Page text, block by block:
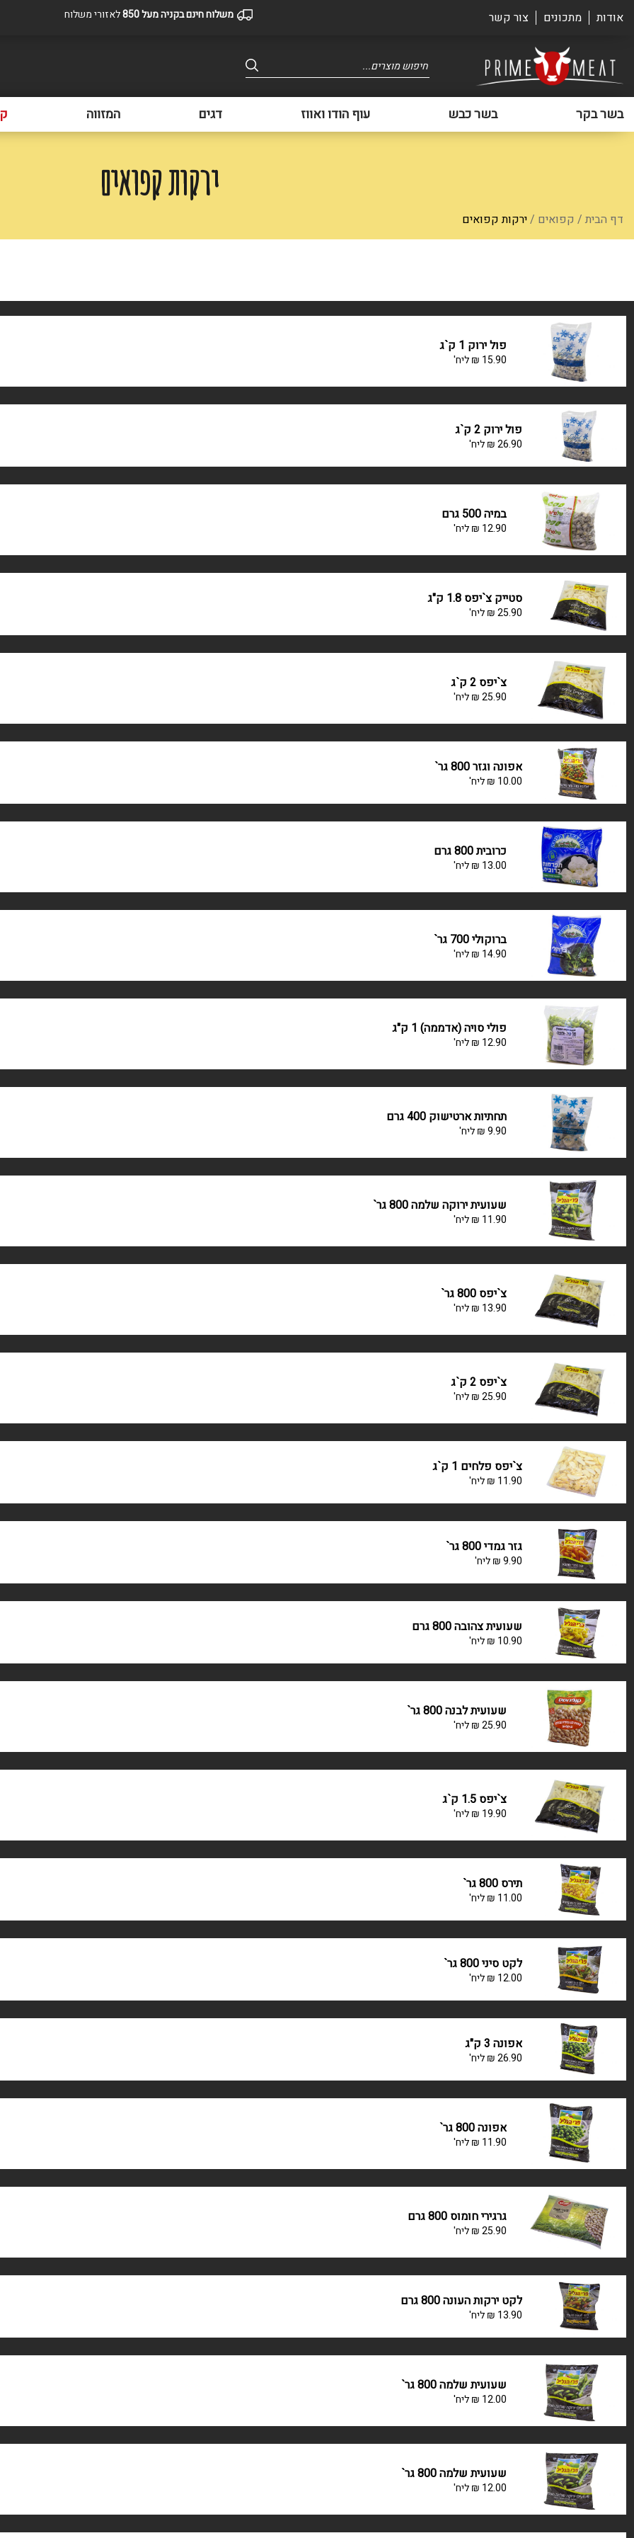
אודות מתכונים צור קשר משלוח חינם בקניה מעל 850 לאזורי משלוח
search
בשר בקר בשר כבש עוף הודו ואווז דגים המזווה
ירקות קפואים
דף הבית / קפואים /ירקות קפואים
פול ירוק 1 ק`ג
₪ 15.90 ליח'
פול ירוק 2 ק`ג
₪26.90 ליח'
במיה 500 גרם
₪ 12.90 ליח'
סטייק צ`יפס 1.8 ק"ג
₪25.90 ליח'
צ`יפס 2 ק`ג
₪25.90 ליח'
אפונה וגזר 800 גר`
₪ 10.00 ליח'
כרובית 800 גרם
₪ 13.00 ליח'
ברוקולי 700 גר`
₪ 14.90 ליח'
פולי סויה (אדממה) 1 ק"ג
₪ 12.90 ליח'
תחתיות ארטישוק 400 גרם
₪9.90 ליח'
שעועית ירוקה שלמה 800 גר`
₪ 11.90 ליח'
צ`יפס 800 גר`
₪ 13.90 ליח'
צ`יפס 2 ק`ג
₪25.90 ליח'
צ`יפס פלחים 1 ק`ג
₪ 11.90 ליח'
גזר גמדי 800 גר`
₪9.90 ליח'
שעועית צהובה 800 גרם
₪ 10.90 ליח'
שעועית לבנה 800 גר`
₪25.90 ליח'
צ`יפס 1.5 ק`ג
₪ 19.90 ליח'
תירס 800 גר`
₪ 11.00 ליח'
לקט סיני 800 גר`
₪ 12.00 ליח'
אפונה 3 ק"ג
₪26.90 ליח'
אפונה 800 גר`
₪ 11.90 ליח'
גרגירי חומוס 800 גרם
₪25.90 ליח'
לקט ירקות העונה 800 גרם
₪ 13.90 ליח'
שעועית שלמה 800 גר`
₪ 12.00 ליח'
שעועית שלמה 800 גר`
₪ 12.00 ליח'